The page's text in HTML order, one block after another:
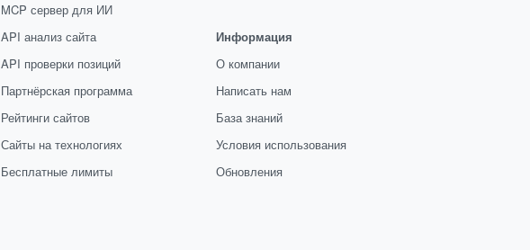
MCP сервер для ИИ
API анализ сайта
API проверки позиций
Партнёрская программа
Рейтинги сайтов
Сайты на технологиях
Бесплатные лимиты
Информация
О компании
Написать нам
База знаний
Условия использования
Обновления